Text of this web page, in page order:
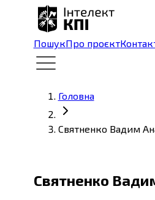
ПошукПро проєкт
Головна
Святненко Вадим
Святненко